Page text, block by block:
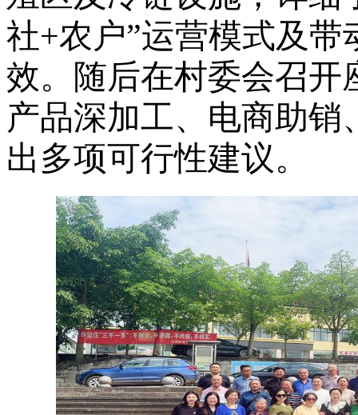
社+农户”运营模式及带
效。随后在村委会召开
产品深加工、电商助销
出多项可行性建议。